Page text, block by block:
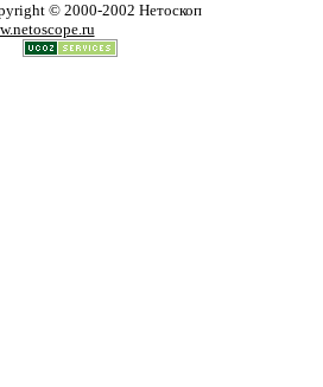
© 2000-2002 Нетоскоп